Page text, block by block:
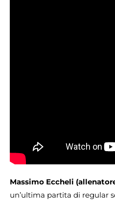
Massimo Eccheli
un’ultima partita di regular